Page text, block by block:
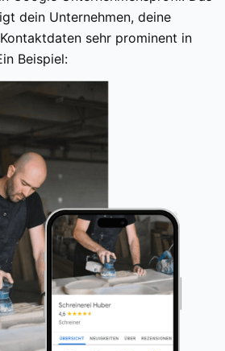
dein Unternehmen, deine
sehr prominent in
Beispiel: